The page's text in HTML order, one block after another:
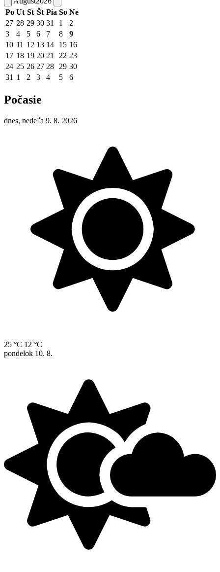
Po Ut St Št Pia So Ne
27 28 29 30 31 1
2
3
4 5 6 7 8
9
10 11 12 13 14 15 16
17 18 19 20 21 22 23
24 25 26 27 28 29 30
31 1 2 3 4 5 6
Počasie
dnes, nedeľa 9. 8. 2026
25 °C 12 °C
pondelok 10. 8.